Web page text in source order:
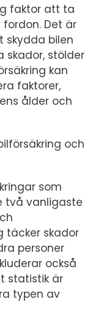
faktor att ta
Det är
skydda bilen
skador, stölder
kan
faktorer,
ålder och
och
som
två vanligaste
täcker skador
personer
också
statistik är
typen av